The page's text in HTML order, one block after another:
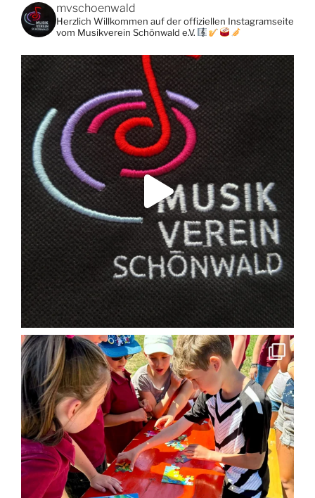
mvschoenwald
Herzlich Willkommen auf der offiziellen Instagramseite
vom Musikverein Schönwald e.V.